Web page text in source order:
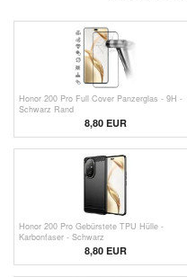
Honor 200 Pro Full Cover Panzerglas - 9H -
Schwarz Rand
8,80 EUR
Honor 200 Pro Gebürstete TPU Hülle -
Karbonfaser - Schwarz
8,80 EUR